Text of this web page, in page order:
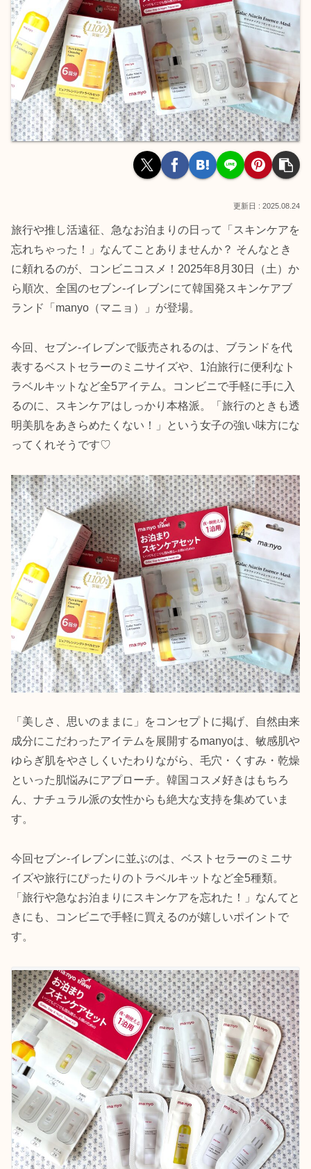
2025.08.24
旅行や推し活遠征、急なお泊まりの日って「スキンケアを
忘れちゃった！」なんてことありませんか？ そんなとき
に頼れるのが、コンビニコスメ！2025年8月30日（土）か
ら順次、全国のセブン‐イレブンにて韓国発スキンケアブ
ランド「manyo（マニョ）」が登場。
今回、セブン‐イレブンで販売されるのは、ブランドを代
表するベストセラーのミニサイズや、1泊旅行に便利なト
ラベルキットなど全5アイテム。コンビニで手軽に手に入
るのに、スキンケアはしっかり本格派。「旅行のときも透
明美肌をあきらめたくない！」という女子の強い味方にな
ってくれそうです♡
「美しさ、思いのままに」をコンセプトに掲げ、自然由来
成分にこだわったアイテムを展開するmanyoは、敏感肌や
ゆらぎ肌をやさしくいたわりながら、毛穴・くすみ・乾燥
といった肌悩みにアプローチ。韓国コスメ好きはもちろ
ん、ナチュラル派の女性からも絶大な支持を集めていま
す。
今回セブン‐イレブンに並ぶのは、ベストセラーのミニサ
イズや旅行にぴったりのトラベルキットなど全5種類。
「旅行や急なお泊まりにスキンケアを忘れた！」なんてと
きにも、コンビニで手軽に買えるのが嬉しいポイントで
す。